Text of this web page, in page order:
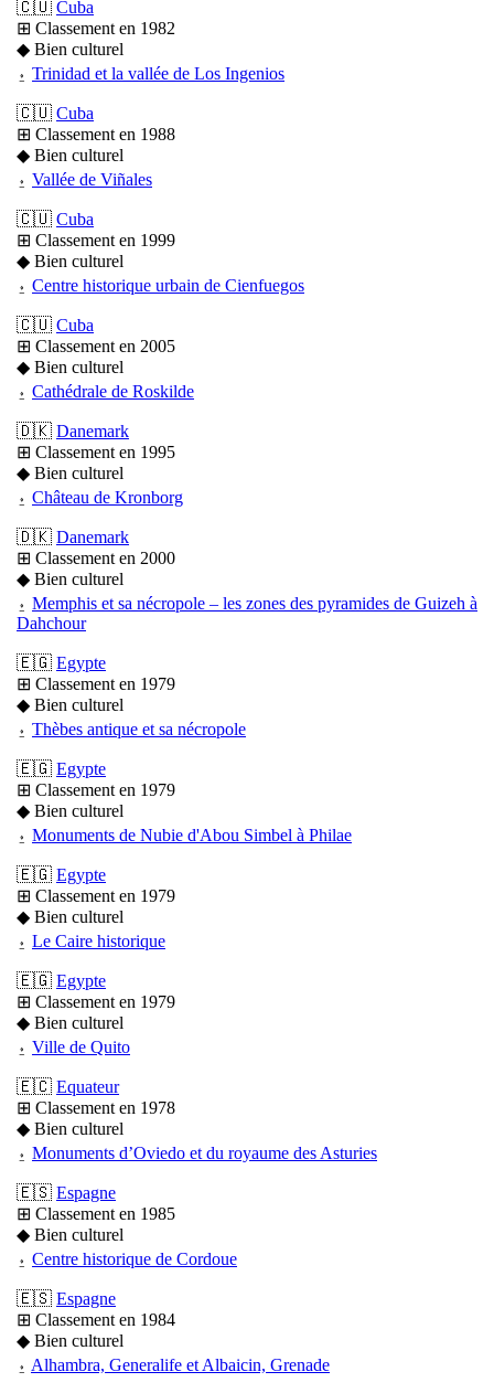
🇨🇺 Cuba
⊞ Classement en 1982
◆ Bien culturel
⍚ Trinidad et la vallée de Los Ingenios
🇨🇺 Cuba
⊞ Classement en 1988
◆ Bien culturel
⍚ Vallée de Viñales
🇨🇺 Cuba
⊞ Classement en 1999
◆ Bien culturel
⍚ Centre historique urbain de Cienfuegos
🇨🇺 Cuba
⊞ Classement en 2005
◆ Bien culturel
⍚ Cathédrale de Roskilde
🇩🇰 Danemark
⊞ Classement en 1995
◆ Bien culturel
⍚ Château de Kronborg
🇩🇰 Danemark
⊞ Classement en 2000
◆ Bien culturel
⍚ Memphis et sa nécropole – les zones des pyramides de Guizeh à
Dahchour
🇪🇬 Egypte
⊞ Classement en 1979
◆ Bien culturel
⍚ Thèbes antique et sa nécropole
🇪🇬 Egypte
⊞ Classement en 1979
◆ Bien culturel
⍚ Monuments de Nubie d'Abou Simbel à Philae
🇪🇬 Egypte
⊞ Classement en 1979
◆ Bien culturel
⍚ Le Caire historique
🇪🇬 Egypte
⊞ Classement en 1979
◆ Bien culturel
⍚ Ville de Quito
🇪🇨 Equateur
⊞ Classement en 1978
◆ Bien culturel
⍚ Monuments d’Oviedo et du royaume des Asturies
🇪🇸 Espagne
⊞ Classement en 1985
◆ Bien culturel
⍚ Centre historique de Cordoue
🇪🇸 Espagne
⊞ Classement en 1984
◆ Bien culturel
⍚ Alhambra, Generalife et Albaicin, Grenade